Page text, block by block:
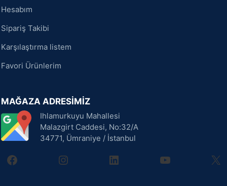
Hesabım
Sipariş Takibi
Karşılaştırma listem
Favori Ürünlerim
MAĞAZA ADRESİMİZ
Ihlamurkuyu Mahallesi
Malazgirt Caddesi, No:32/A
34771, Ümraniye / İstanbul
facebookinstagramlinkedin youtube X